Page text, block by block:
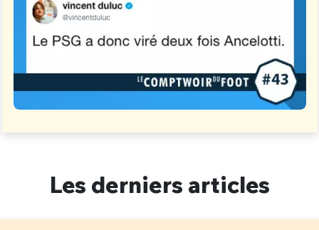
Les derniers articles
Un Thread
C'EST PARTI